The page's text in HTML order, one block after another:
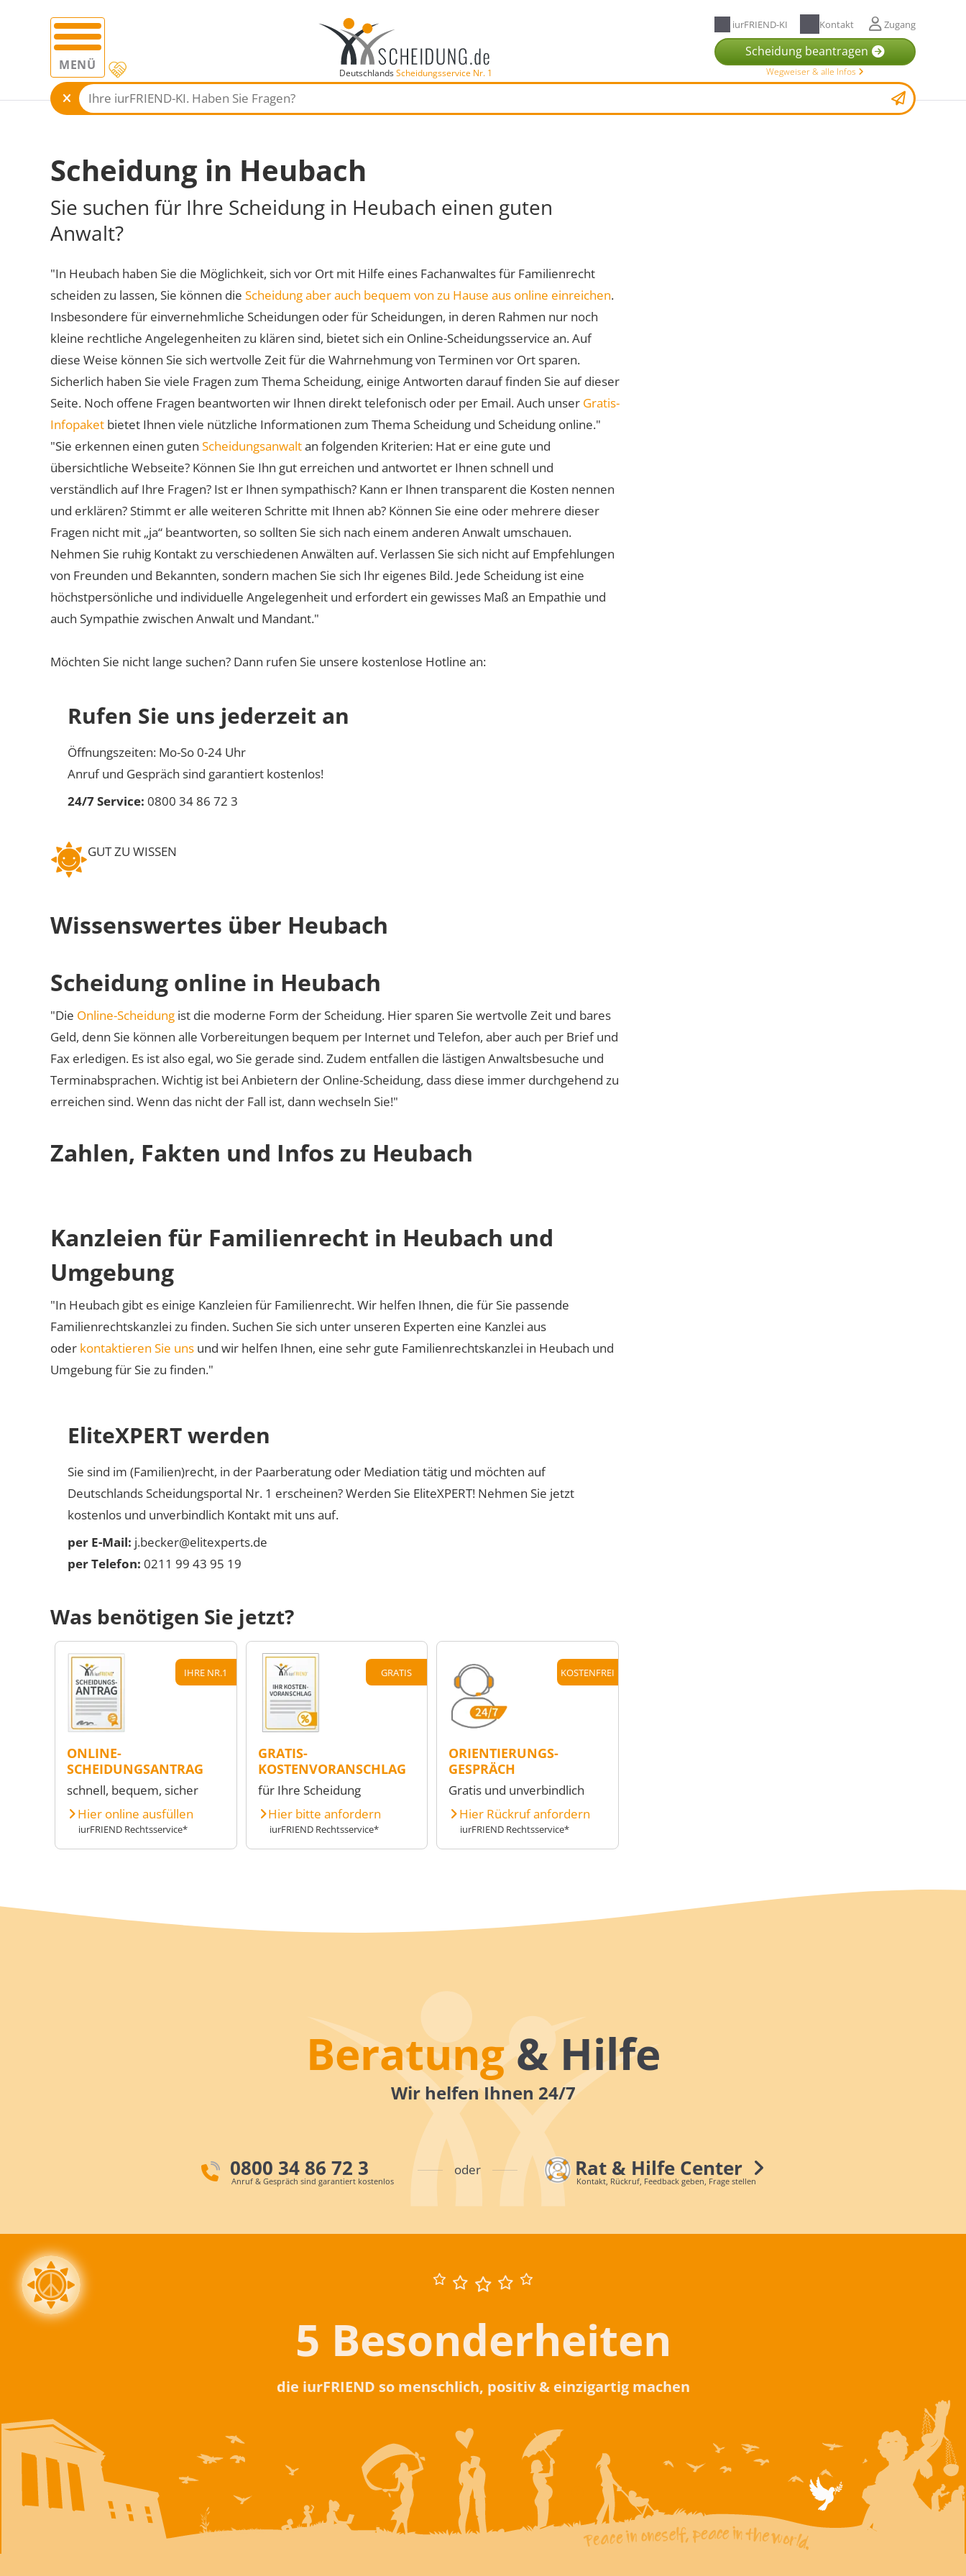
MENÜ DeutschlandsScheidungsservice Nr. 1
iurFRIEND-KI Kontakt Zugang
Scheidung beantragen
Wegweiser & alle Infos
Scheidung in Heubach
Sie suchen für Ihre Scheidung in Heubach einen guten
Anwalt?
"In Heubach haben Sie die Möglichkeit, sich vor Ort mit Hilfe eines Fachanwaltes für Familienrecht
scheiden zu lassen, Sie können die Scheidung aber auch bequem von zu Hause aus online einreichen.
Insbesondere für einvernehmliche Scheidungen oder für Scheidungen, in deren Rahmen nur noch
kleine rechtliche Angelegenheiten zu klären sind, bietet sich ein Online-Scheidungsservice an. Auf
diese Weise können Sie sich wertvolle Zeit für die Wahrnehmung von Terminen vor Ort sparen.
Sicherlich haben Sie viele Fragen zum Thema Scheidung, einige Antworten darauf finden Sie auf dieser
Seite. Noch offene Fragen beantworten wir Ihnen direkt telefonisch oder per Email. Auch unser Gratis-
Infopaket bietet Ihnen viele nützliche Informationen zum Thema Scheidung und Scheidung online."
"Sie erkennen einen guten Scheidungsanwaltan folgenden Kriterien: Hat er eine gute und
übersichtliche Webseite? Können Sie Ihn gut erreichen und antwortet er Ihnen schnell und
verständlich auf Ihre Fragen? Ist er Ihnen sympathisch? Kann er Ihnen transparent die Kosten nennen
und erklären? Stimmt er alle weiteren Schritte mit Ihnen ab? Können Sie eine oder mehrere dieser
Fragen nicht mit „ja“ beantworten, so sollten Sie sich nach einem anderen Anwalt umschauen.
Nehmen Sie ruhig Kontakt zu verschiedenen Anwälten auf. Verlassen Sie sich nicht auf Empfehlungen
von Freunden und Bekannten, sondern machen Sie sich Ihr eigenes Bild. Jede Scheidung ist eine
höchstpersönliche und individuelle Angelegenheit und erfordert ein gewisses Maß an Empathie und
auch Sympathie zwischen Anwalt und Mandant."
Möchten Sie nicht lange suchen? Dann rufen Sie unsere kostenlose Hotline an:
Rufen Sie uns jederzeit an
Öffnungszeiten: Mo-So 0-24 Uhr
Anruf und Gespräch sind garantiert kostenlos!
24/7 Service: 0800 34 86 72 3
GUT ZU WISSEN
Wissenswertes über Heubach
Scheidung online in Heubach
"Die Online-Scheidung ist die moderne Form der Scheidung. Hier sparen Sie wertvolle Zeit und bares
Geld, denn Sie können alle Vorbereitungen bequem per Internet und Telefon, aber auch per Brief und
Fax erledigen. Es ist also egal, wo Sie gerade sind. Zudem entfallen die lästigen Anwaltsbesuche und
Terminabsprachen. Wichtig ist bei Anbietern der Online-Scheidung, dass diese immer durchgehend zu
erreichen sind. Wenn das nicht der Fall ist, dann wechseln Sie!"
Zahlen, Fakten und Infos zu Heubach
Kanzleien für Familienrecht in Heubach und
Umgebung
"In Heubach gibt es einige Kanzleien für Familienrecht. Wir helfen Ihnen, die für Sie passende
Familienrechtskanzlei zu finden. Suchen Sie sich unter unseren Experten eine Kanzlei aus
oder kontaktieren Sie uns und wir helfen Ihnen, eine sehr gute Familienrechtskanzlei in Heubach und
Umgebung für Sie zu finden."
EliteXPERT werden
Sie sind im (Familien)recht, in der Paarberatung oder Mediation tätig und möchten auf
Deutschlands Scheidungsportal Nr. 1 erscheinen? Werden Sie EliteXPERT! Nehmen Sie jetzt
kostenlos und unverbindlich Kontakt mit uns auf.
per E-Mail: j.becker@elitexperts.de
per Telefon: 0211 99 43 95 19
Was benötigen Sie jetzt?
IHRE NR.1
ONLINE-
SCHEIDUNGSANTRAG
schnell, bequem, sicher
Hier online ausfüllen
iurFRIEND Rechtsservice*
GRATIS
GRATIS-
KOSTENVORANSCHLAG
für Ihre Scheidung
Hier bitte anfordern
iurFRIEND Rechtsservice*
KOSTENFREI
ORIENTIERUNGS-
GESPRÄCH
Gratis und unverbindlich
Hier Rückruf anfordern
iurFRIEND Rechtsservice*
Beratung& Hilfe
Wir helfen Ihnen 24/7
0800 34 86 72 3
Anruf & Gespräch sind garantiert kostenlos
oder Rat & Hilfe Center
Kontakt, Rückruf, Feedback geben, Frage stellen
5 Besonderheiten
die iurFRIEND so menschlich, positiv & einzigartig machen